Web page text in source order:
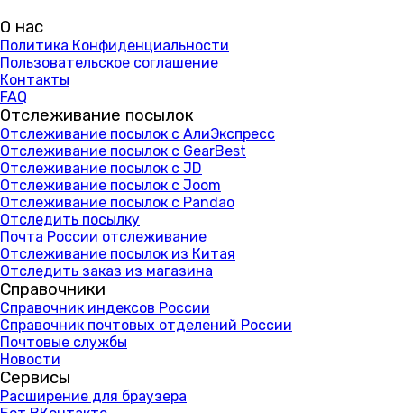
О нас
Политика Конфиденциальности
Пользовательское соглашение
Контакты
FAQ
Отслеживание посылок
Отслеживание посылок с АлиЭкспресс
Отслеживание посылок с GearBest
Отслеживание посылок с JD
Отслеживание посылок с Joom
Отслеживание посылок с Pandao
Отследить посылку
Почта России отслеживание
Отслеживание посылок из Китая
Отследить заказ из магазина
Справочники
Справочник индексов России
Справочник почтовых отделений России
Почтовые службы
Новости
Сервисы
Расширение для браузера